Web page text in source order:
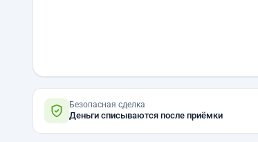
Безопасная сделка
Деньги списываются после приёмки